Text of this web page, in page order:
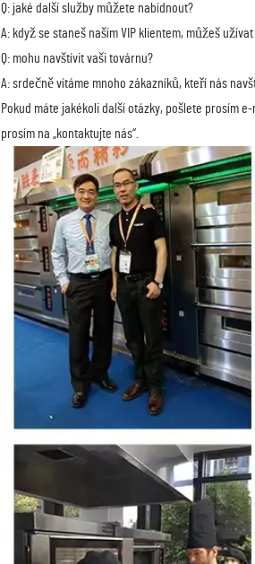
Q: jaké další služby můžete nabídnout?
A: když se staneš naším VIP klientem, můžeš
Q: mohu navštívit vaši továrnu?
A: srdečně vítáme mnoho zákazníků, kteří nás
Pokud máte jakékoli další otázky, pošlete prosím
prosím na „kontaktujte nás“.